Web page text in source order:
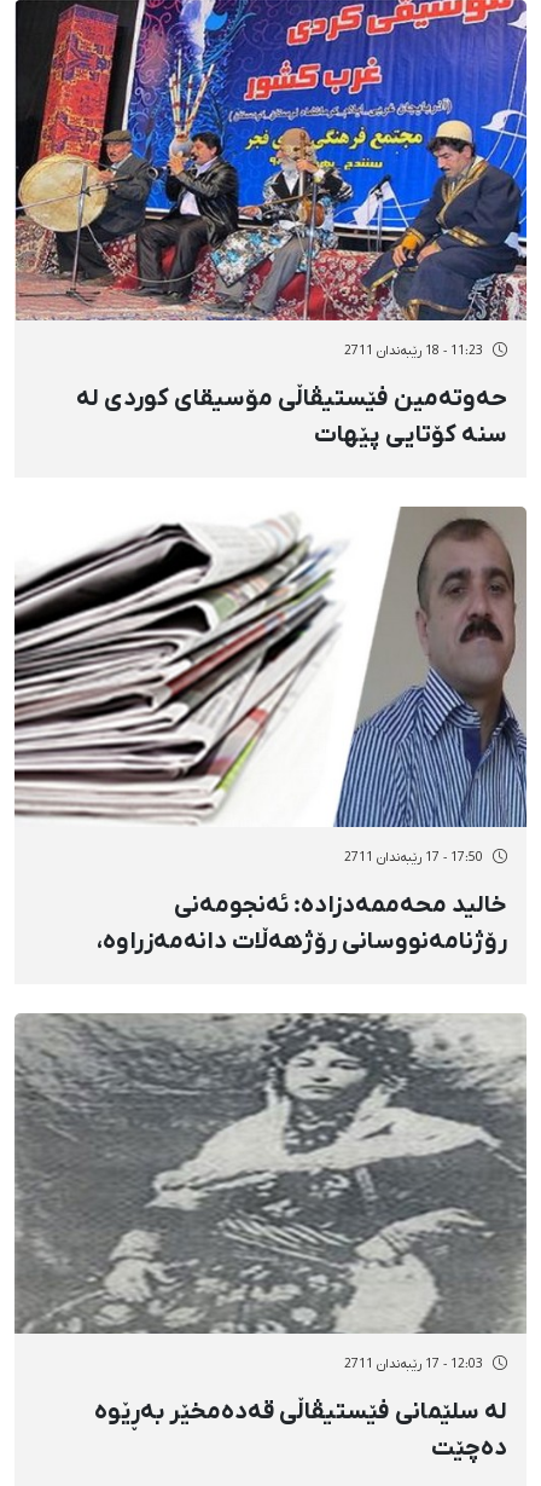
11:23 - 18 رێبەندان 2711
حەوتەمین فێستیڤاڵی مۆسیقای كوردی لە
سنە كۆتایی پێهات
17:50 - 17 رێبەندان 2711
خالید محەممەدزادە: ئەنجومەنی
رۆژنامەنووسانی رۆژهەڵات دانەمەزراوە،
راگەیەنراوە
12:03 - 17 رێبەندان 2711
لە سلێمانی فێستیڤاڵی قەدەمخێر بەڕێوە
دەچێت